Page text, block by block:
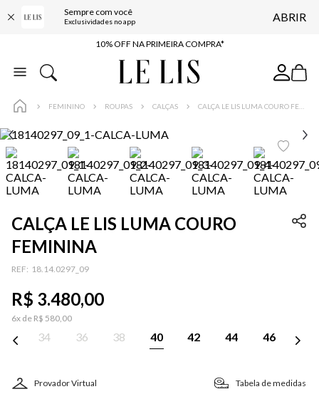
Sempre com você
Exclusividades no app ABRIR
BAIXE O APP
10% OFF NA PRIMEIRA COMPRA*
COMPRE ONLINE E RETIRE EM LOJA*
BAIXE O APP
10% OFF NA PRIMEIRA COMPRA*
FEMININO ROUPAS CALÇAS
CALÇA LE LIS LUMA COURO
FEMININA
: 18.14.0297_09
R$ 3.480,00
6x de R$ 580,00
34 36 38 40 42 44 46
Provador Virtual Tabela de medidas